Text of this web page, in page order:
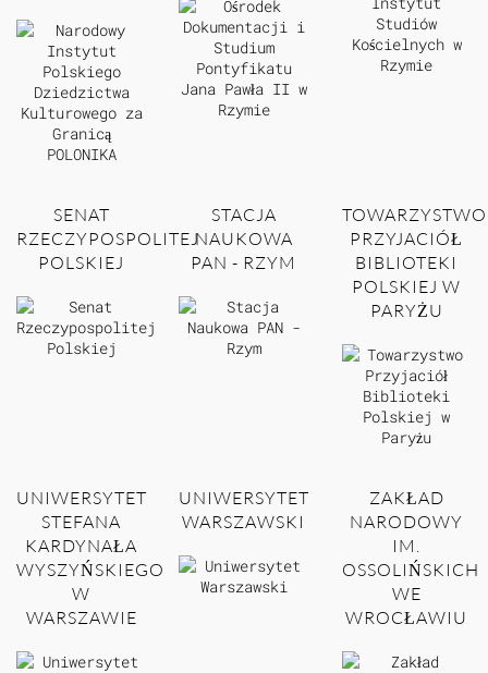
SENAT
RZECZYPOSPOLITEJ
POLSKIEJ
STACJA
NAUKOWA
PAN - RZYM
TOWARZYSTWO
PRZYJACIÓŁ
BIBLIOTEKI
POLSKIEJ W
PARYŻU
UNIWERSYTET
STEFANA
KARDYNAŁA
WYSZYŃSKIEGO
W
WARSZAWIE
UNIWERSYTET
WARSZAWSKI
ZAKŁAD
NARODOWY
IM.
OSSOLIŃSKICH
WE
WROCŁAWIU